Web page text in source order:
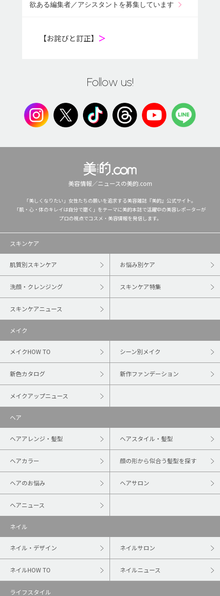
欲ある編集者／アシスタントを募集しています
【お詫びと訂正】 ＞
Follow us!
美容情報／ニュースの美的.com
「美しくなりたい」女性たちの願いを追求する美容雑誌『美的』公式サイト。
「肌・心・体のキレイは自分で磨く」をテーマに美的本誌で活躍中の美容レポーターが
プロの視点でコスメ・美容情報を発信します。
スキンケア
肌質別スキンケア お悩み別ケア
洗顔・クレンジング スキンケア特集
スキンケアニュース
メイク
メイクHOW TO シーン別メイク
新色カタログ 新作ファンデーション
メイクアップニュース
ヘア
ヘアアレンジ・髪型 ヘアスタイル・髪型
ヘアカラー 顔の形から似合う髪型を探す
ヘアのお悩み ヘアサロン
ヘアニュース
ネイル
ネイル・デザイン ネイルサロン
ネイルHOW TO ネイルニュース
ライフスタイル